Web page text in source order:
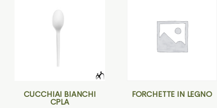
CUCCHIAI BIANCHI
CPLA
FORCHETTE IN LEGNO